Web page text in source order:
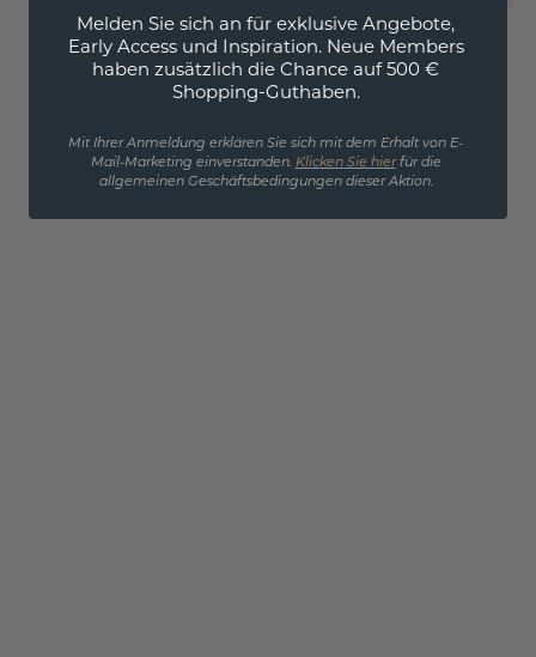
FOLGE UNS AUF INSTAGRAM
Melden Sie sich an für exklusive Angebote,
Early Access und Inspiration. Neue Members
haben zusätzlich die Chance auf 500 €
Shopping-Guthaben.
Mit Ihrer Anmeldung erklären Sie sich mit dem Erhalt von E-
Mail-Marketing einverstanden. Klicken Sie hierfür die
allgemeinen Geschäftsbedingungen dieser Aktion.